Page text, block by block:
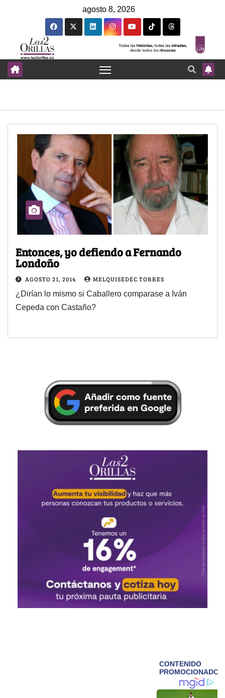
agosto 8, 2026
Entonces, yo defiendo a Fernando
Londoño
AGOSTO 21, 2014 MELQUISEDEC TORRES
¿Dirían lo mismo si Caballero comparase a Iván
Cepeda con Castaño?